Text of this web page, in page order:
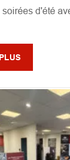
soirées d'été